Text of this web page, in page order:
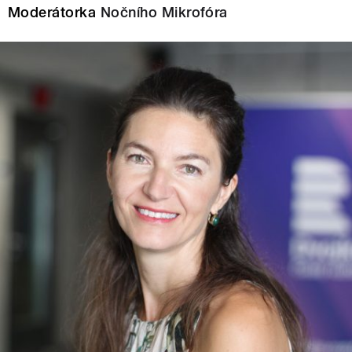
Moderátorka Nočního Mikrofóra